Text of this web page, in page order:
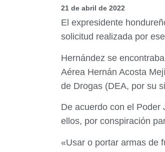
21 de abril de 2022
El expresidente
solicitud realizada por
Hernández se
Aérea Hernán Acosta
de Drogas (DEA, por su
De acuerdo con el Poder
ellos, por conspiración
«Usar o portar armas de